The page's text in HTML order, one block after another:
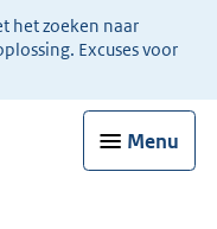
het zoeken naar
Excuses voor
Menu